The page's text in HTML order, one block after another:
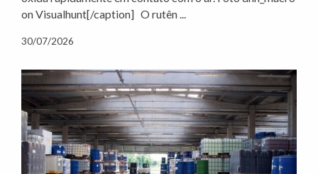
on Visualhunt[/caption] O rutên ...
30/07/2026